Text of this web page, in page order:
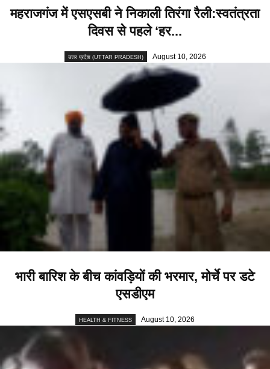
महराजगंज में एसएसबी ने निकाली तिरंगा रैली:स्वतंत्रता
दिवस से पहले ‘हर...
उत्तर प्रदेश (UTTAR PRADESH) August 10, 2026
भारी बारिश के बीच कांवड़ियों की भरमार, मोर्चे पर डटे
एसडीएम
HEALTH & FITNESS August 10, 2026